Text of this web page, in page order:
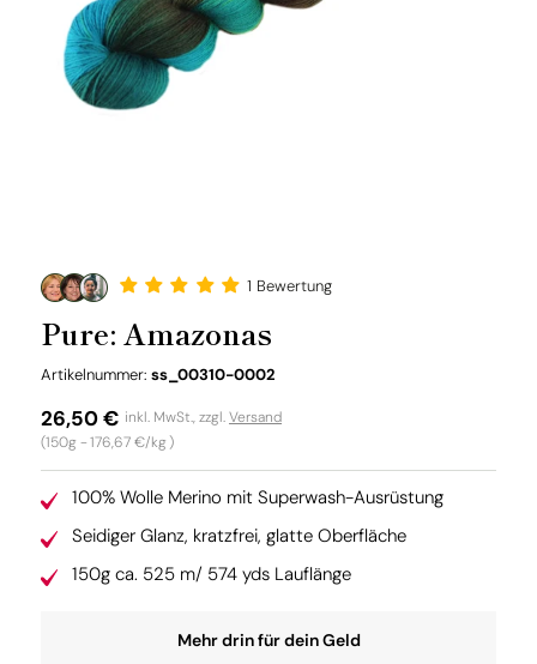
1 Bewertung
Pure: Amazonas
Artikelnummer: SKU:
ss_00310-0002
Normaler
Preis
26,50 €
(150g -Grundpreis
176,67 €/kg)
inkl. MwSt., zzgl.Versand
100% Wolle Merino mit Superwash-Ausrüstung
Seidiger Glanz, kratzfrei, glatte Oberfläche
150g ca. 525 m/ 574 yds Lauflänge
Mehr drin für dein Geld